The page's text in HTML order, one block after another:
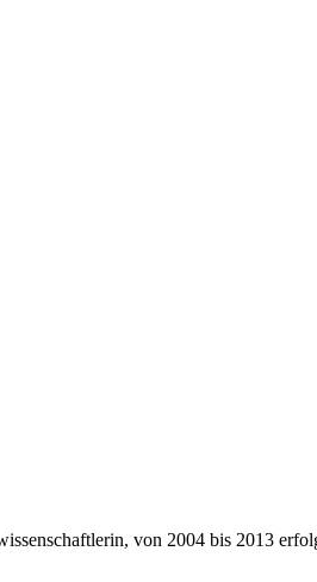
von 2004 bis 2013